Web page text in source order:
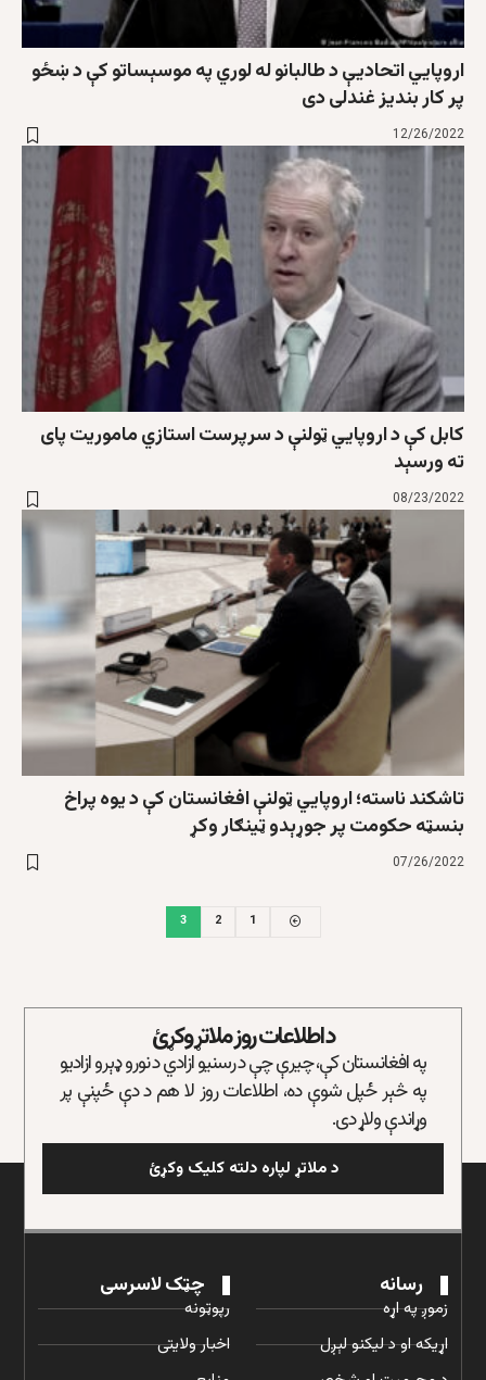
اروپايي اتحاديې د طالبانو له لوري په موسېساتو کې د ښځو
پر کار بنديز غندلی دی
12/26/2022
کابل کې د اروپايي ټولنې د سرپرست استازي ماموریت پای
ته ورسېد
08/23/2022
تاشکند ناسته؛ اروپايي ټولنې افغانستان کې د یوه پراخ‌
بنسټه حکومت پر جوړېدو ټینګار وکړ
07/26/2022
1
2
3
د اطلاعات روز ملاتړ وکړئ
په افغانستان کې، چیرې چې د رسنیو ازادي د نورو ډېرو ازادیو
په څېر ځپل شوې ده، اطلاعات روز لا هم د دې ځپنې پر
وړاندې ولاړ دی.
د ملاتړ لپاره دلته کلیک وکړئ
رسانه
زموږ په اړه
اړیکه او د لیکنو لېږل
چټک لاسرسی
رپوټونه
اخبار ولایتی